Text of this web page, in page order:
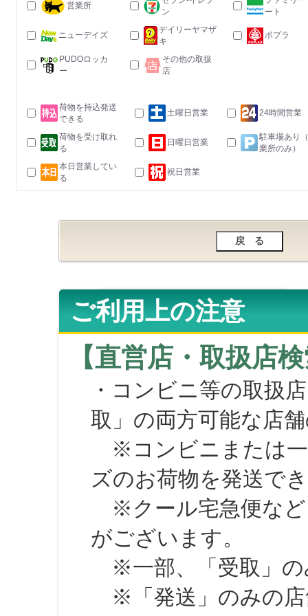
営業所
ン
ート
ニューデイズ
デイリーヤマザ
キ
ポプラ
PUDOロッカ
ー
その他の取扱
店
荷物を持込発送
できる
土曜日営業 24時間営業
荷物を受け取れ
る
日曜日営業
駐車場あり
業所のみ）
本日営業してい
る
祝日営業
ご利用上の注意
【直営店・取扱店
・コンビニ等の取扱
取」の両方可能な店
※コンビニまたは一
ズのお荷物を発送で
※クール宅急便など
がございます。
※一部、「受取」の
※「発送」のみの店